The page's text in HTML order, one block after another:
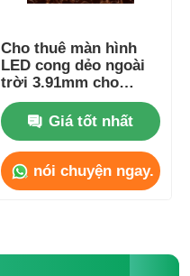
Cho thuê màn hình
LED cong dẻo ngoài
trời 3.91mm cho
trung tâm thương
mại 5V SDKGiá tốt nhất
nói chuyện ngay.